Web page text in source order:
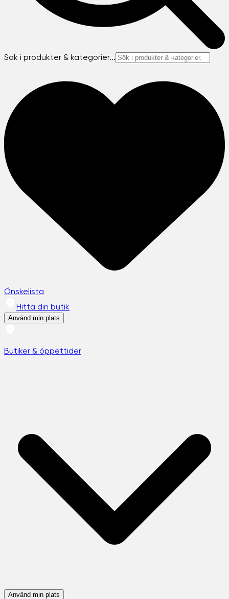
Sök i produkter & kategorier...
Önskelista
Hitta din butik
Använd min plats
Butiker & öppettider
Använd min plats